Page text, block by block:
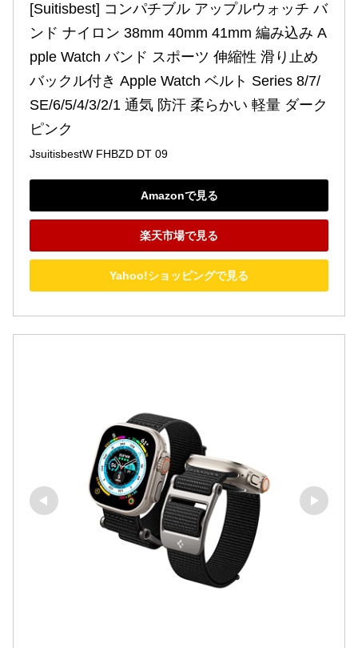
[Suitisbest] コンパチブル アップルウォッチ バ
ンド ナイロン 38mm 40mm 41mm 編み込み A
pple Watch バンド スポーツ 伸縮性 滑り止め
バックル付き Apple Watch ベルト Series 8/7/
SE/6/5/4/3/2/1 通気 防汗 柔らかい 軽量 ダーク
ピンク
JsuitisbestW FHBZD DT 09
Amazonで見る
楽天市場で見る
Yahoo!ショッピングで見る